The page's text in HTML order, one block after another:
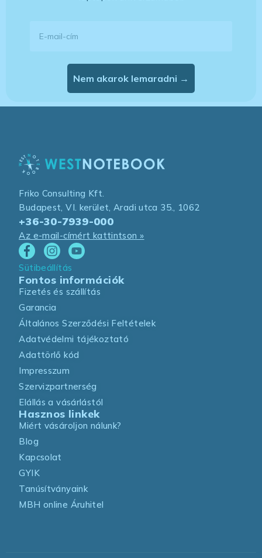
Nem akarok lemaradni →
Friko Consulting Kft.
Budapest, VI. kerület, Aradi utca 35., 1062
+36-30-7939-000
Az e-mail-címért kattintson »
Sütibeállítás
Fontos információk
Fizetés és szállítás
Garancia
Általános Szerződési Feltételek
Adatvédelmi tájékoztató
Adattörlő kód
Impresszum
Szervizpartnerség
Elállás a vásárlástól
Hasznos linkek
Miért vásároljon nálunk?
Blog
Kapcsolat
GYIK
Tanúsítványaink
MBH online Áruhitel